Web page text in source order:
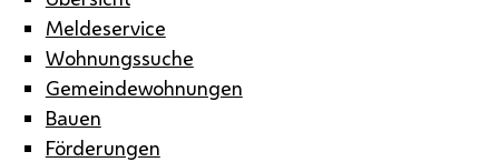
Meldeservice
Wohnungssuche
Gemeindewohnungen
Bauen
Förderungen